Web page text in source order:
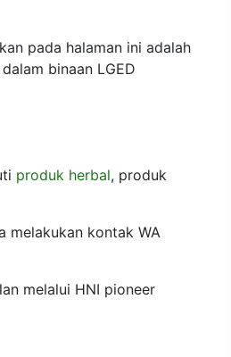
pada halaman ini adalah
binaan LGED
produk herbal, produk
melakukan kontak WA
melalui HNI pioneer